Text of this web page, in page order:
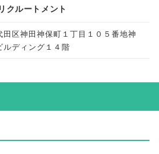
クルートメント
田区神田神保町１丁目１０５番地神
ルディング１４階